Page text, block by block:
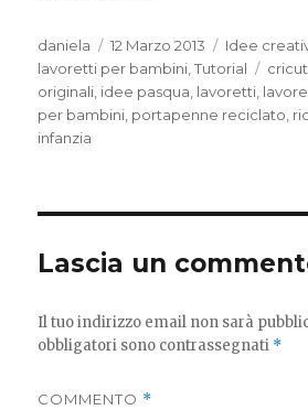
Autore
daniela
Pubblicato
il
12 Marzo 2013 Categorie
Idee
lavoretti per bambini ,Tutorial Tag
cricut
originali idee pasqua lavoretti
per bambini portapenne reciclato
infanzia
Lascia un
Il tuo indirizzo email non sarà
obbligatori sono contrassegnati *
COMMENTO *